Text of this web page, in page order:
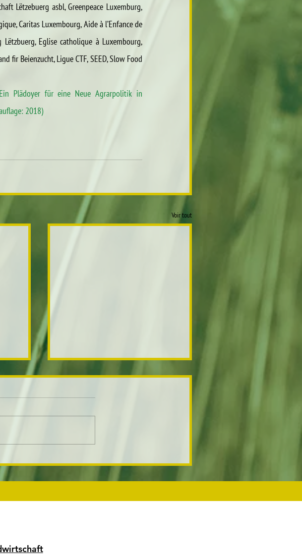
Lëtzebuerg asbl, Greenpeace Luxemburg,
Caritas Luxembourg, Aide à l’Enfance de
Lëtzbuerg, Eglise catholique à Luxembourg,
fir Beienzucht, Ligue CTF, SEED, Slow Food
Plädoyer für eine Neue Agrarpolitik in
2018)
Voir tout
agriculture